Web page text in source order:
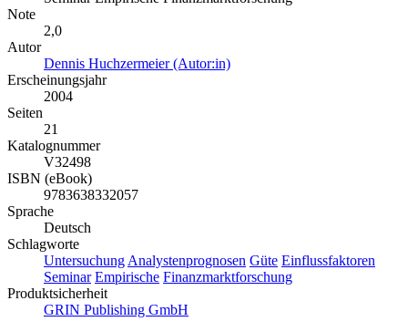
Note
2,0
Autor
Dennis Huchzermeier (Autor:in)
Erscheinungsjahr
2004
Seiten
21
Katalognummer
V32498
ISBN (eBook)
9783638332057
Sprache
Deutsch
Schlagworte
Untersuchung Analystenprognosen Güte Einflussfaktoren
Seminar Empirische Finanzmarktforschung
Produktsicherheit
GRIN Publishing GmbH